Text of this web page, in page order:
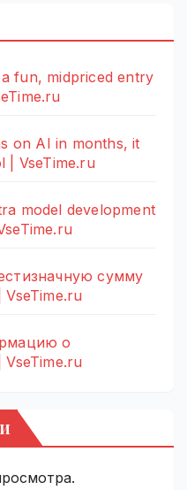
a fun, midpriced entry
on AI in months, it
| VseTime.ru
model development
сумму
о